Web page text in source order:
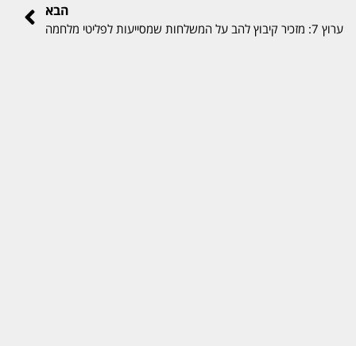
הבא
ערוץ 7: מזכיר קיבוץ להב על המשלחות שמסייעות לפליטי מלחמה